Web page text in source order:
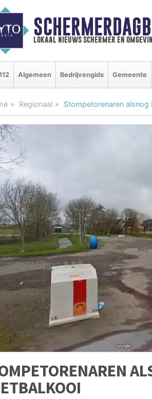
lokaal nieuws schermer en
Algemeen Bedrijvengids Gemeente
Regionaal Stompetorenaren